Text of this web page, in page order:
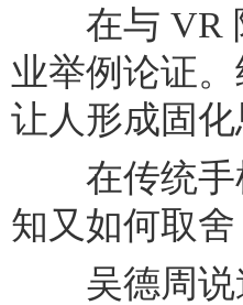
在与 VR 陀
业举例论证
让人形成固
在传统手
知又如何取舍
吴德周说道